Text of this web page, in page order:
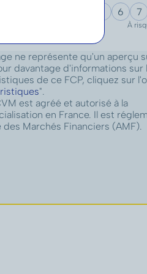
ou bien
de la Société
6 7
À
ne représente qu'un aperçu
davantage d'informations sur
de ce FCP, cliquez sur
".
est agréé et autorisé à la
en France. Il est
des Marchés Financiers (AMF).